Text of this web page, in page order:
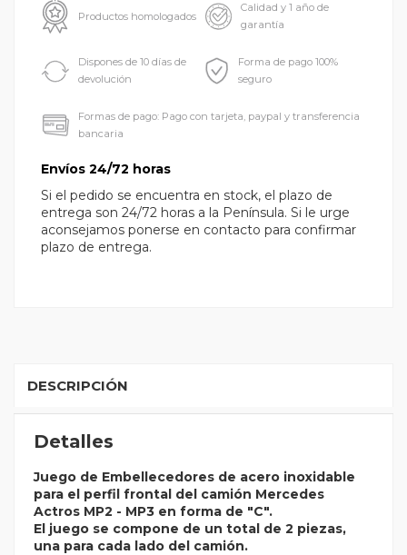
Productos homologados
Calidad y 1 año de
garantía
Dispones de 10 días de
devolución
Forma de pago 100%
seguro
Formas de pago: Pago con tarjeta, paypal y transferencia
bancaria
Envíos 24/72 horas
Si el pedido se encuentra en stock, el plazo de
entrega son 24/72 horas a la Península. Si le urge
aconsejamos ponerse en contacto para confirmar
plazo de entrega.
DESCRIPCIÓN
Detalles
Juego de Embellecedores de acero inoxidable
para el perfil frontal del camión Mercedes
Actros MP2 - MP3 en forma de "C".
El juego se compone de un total de 2 piezas,
una para cada lado del camión.